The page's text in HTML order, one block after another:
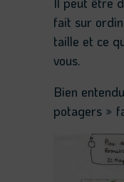
fait sur
taille et ce
vous.
Bien
potagers »